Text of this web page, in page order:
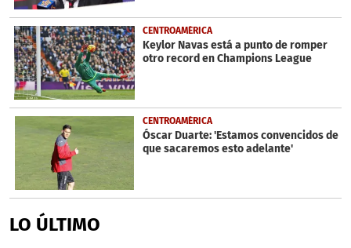
CENTROAMÉRICA
Keylor Navas está a punto de romper
otro record en Champions League
CENTROAMÉRICA
Óscar Duarte: 'Estamos convencidos de
que sacaremos esto adelante'
LO ÚLTIMO